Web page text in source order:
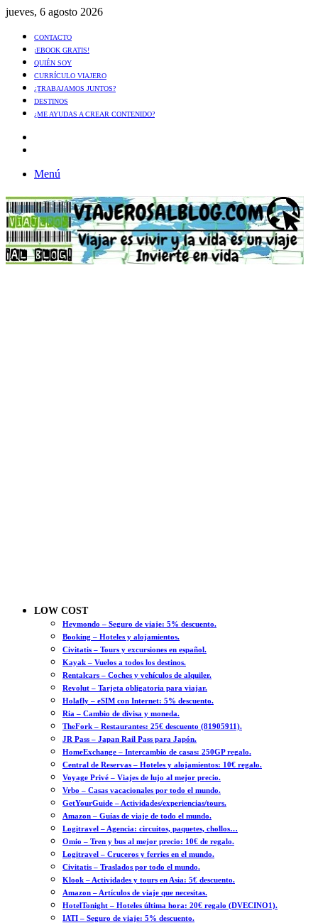
jueves, 6 agosto 2026
CONTACTO
¡EBOOK GRATIS!
QUIÉN SOY
CURRÍCULO VIAJERO
¿TRABAJAMOS JUNTOS?
DESTINOS
¿ME AYUDAS A CREAR CONTENIDO?
Menú
LOW COST
Heymondo – Seguro de viaje: 5% descuento.
Booking – Hoteles y alojamientos.
Civitatis – Tours y excursiones en español.
Kayak – Vuelos a todos los destinos.
Rentalcars – Coches y vehículos de alquiler.
Revolut – Tarjeta obligatoria para viajar.
Holafly – eSIM con Internet: 5% descuento.
Ria – Cambio de divisa y moneda.
TheFork – Restaurantes: 25€ descuento (81905911).
JR Pass – Japan Rail Pass para Japón.
HomeExchange – Intercambio de casas: 250GP regalo.
Central de Reservas – Hoteles y alojamientos: 10€ regalo.
Voyage Privé – Viajes de lujo al mejor precio.
Vrbo – Casas vacacionales por todo el mundo.
GetYourGuide – Actividades/experiencias/tours.
Amazon – Guías de viaje de todo el mundo.
Logitravel – Agencia: circuitos, paquetes, chollos…
Omio – Tren y bus al mejor precio: 10€ de regalo.
Logitravel – Cruceros y ferries en el mundo.
Civitatis – Traslados por todo el mundo.
Klook – Actividades y tours en Asia: 5€ descuento.
Amazon – Artículos de viaje que necesitas.
HotelTonight – Hoteles última hora: 20€ regalo (DVECINO1).
IATI – Seguro de viaje: 5% descuento.